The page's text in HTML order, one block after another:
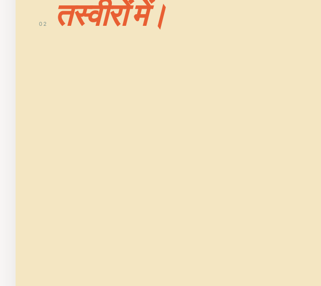
02 तस्वीरों में।